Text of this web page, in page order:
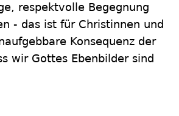
respektvolle Begegnung
- das ist für Christinnen und
Konsequenz der
wir Gottes Ebenbilder sind